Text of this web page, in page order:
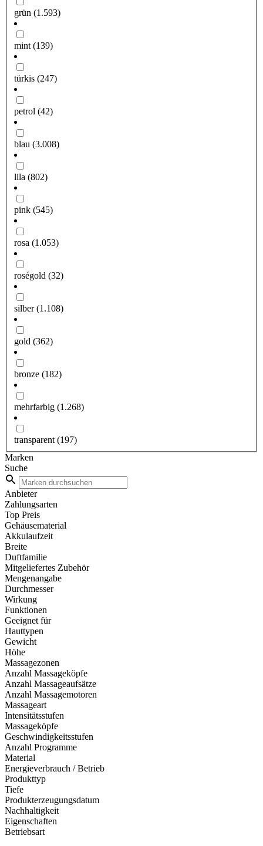
grün (1.593)
mint (139)
türkis (247)
petrol (42)
blau (3.008)
lila (802)
pink (545)
rosa (1.053)
roségold (32)
silber(1.108)
gold (362)
bronze (182)
mehrfarbig (1.268)
transparent (197)
Marken
Suche
Anbieter
Zahlungsarten
Top Preis
Gehäusematerial
Akkulaufzeit
Breite
Duftfamilie
Mitgeliefertes Zubehör
Mengenangabe
Durchmesser
Wirkung
Funktionen
Geeignet für
Hauttypen
Gewicht
Höhe
Massagezonen
Anzahl Massageköpfe
Anzahl Massageaufsätze
Anzahl Massagemotoren
Massageart
Intensitätsstufen
Massageköpfe
Geschwindigkeitsstufen
Anzahl Programme
Material
Energieverbrauch / Betrieb
Produkttyp
Tiefe
Produkterzeugungsdatum
Nachhaltigkeit
Eigenschaften
Betriebsart